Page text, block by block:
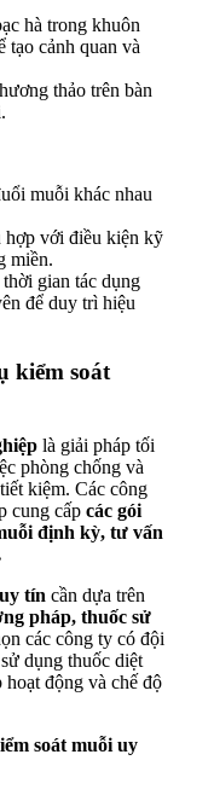
hà trong khuôn
tạo cảnh quan và
thảo trên bàn
muỗi khác nhau
hợp với điều kiện kỹ
miền.
gian tác dụng
để duy trì hiệu
kiểm soát
là giải pháp tối
phòng chống và
kiệm. Các công
cung cấp các gói
định kỳ, tư vấn
tín cần dựa trên
pháp, thuốc sử
các công ty có đội
dụng thuốc diệt
động và chế độ
soát muỗi uy